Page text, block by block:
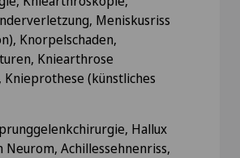
Meniskusriss
Knorpelschaden,
Kniearthrose
Knieprothese (künstliches
Hallux
Neurom, Achillessehnenriss,